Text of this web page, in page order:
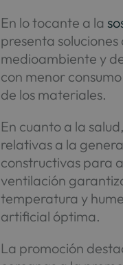
En lo tocante a la
presenta
medioambiente y
con menor
de los materiales.
En cuanto a la
relativas a la
constructivas para
ventilación
temperatura y
artificial óptima.
La promoción